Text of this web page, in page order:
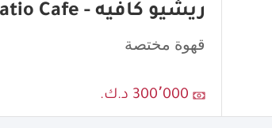
ريشيو كافيه - Ratio Cafe
قهوة مختصة
300٬000 د.ك.